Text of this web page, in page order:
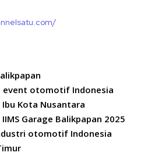
event otomotif Indonesia
Ibu Kota Nusantara
IIMS Garage Balikpapan 2025
otomotif Indonesia